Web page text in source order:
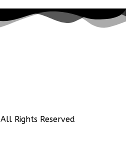
Rights Reserved